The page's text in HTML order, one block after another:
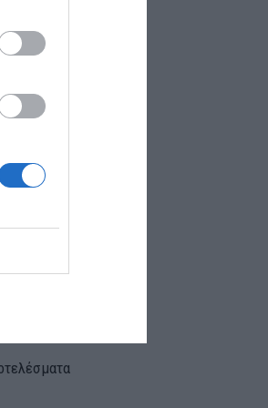
γιατροί.
Voria.gr.
πως είχε
να γίνει
και τους